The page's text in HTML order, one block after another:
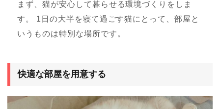
まず、猫が安心して暮らせる環境づくりをしま
す。 1日の大半を寝て過ごす猫にとって、部屋と
いうものは特別な場所です。
快適な部屋を用意する